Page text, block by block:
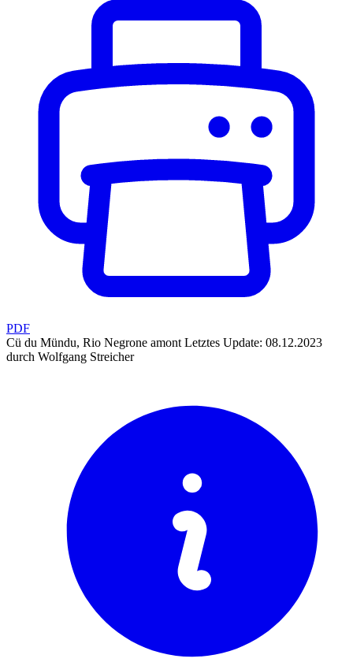
PDF
Cü du Mündu, Rio Negrone amont Letztes Update: 08.12.2023
durch Wolfgang Streicher